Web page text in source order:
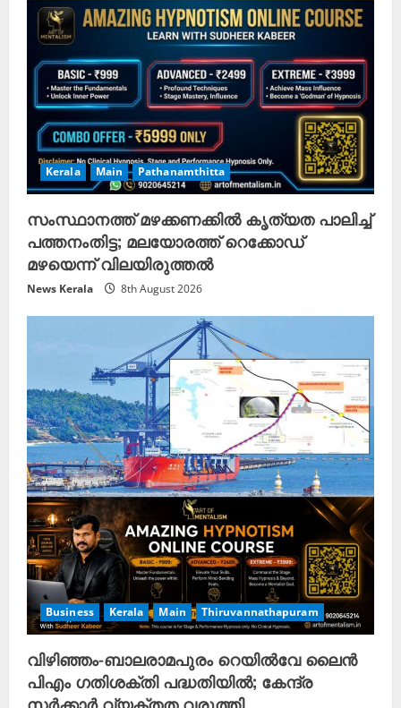
n
Kerala Main Pathanamthitta
സംസ്ഥാനത്ത് മഴക്കണക്കിൽ കൃത്യത പാലിച്ച്
പത്തനംതിട്ട; മലയോരത്ത് റെക്കോഡ്
മഴയെന്ന് വിലയിരുത്തൽ
News Kerala 8th August 2026
Business Kerala Main Thiruvannathapuram
വിഴിഞ്ഞം-ബാലരാമപുരം റെയിൽവേ ലൈൻ
പിഎം ഗതിശക്തി പദ്ധതിയിൽ; കേന്ദ്ര
സർക്കാർ വ്യക്തത വരുത്തി